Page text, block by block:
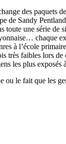
des paquets
de Sandy Pentland
une série
chaque
à l’école
très faibles lors
les plus exposés
ou le fait que